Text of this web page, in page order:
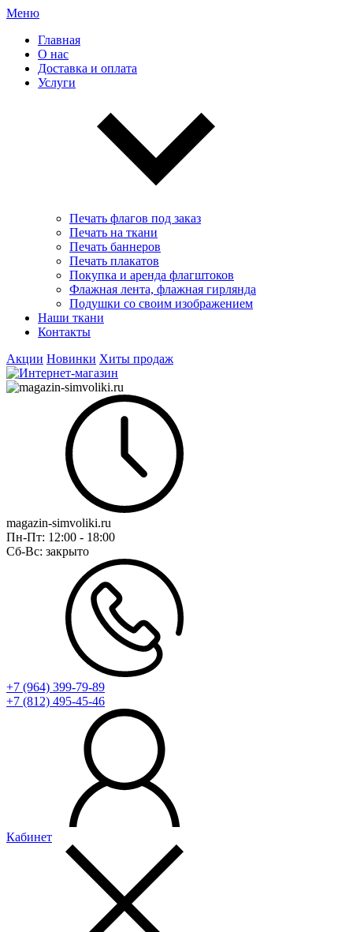
Меню
Главная
О нас
Доставка и оплата
Услуги
Печать флагов под заказ
Печать на ткани
Печать баннеров
Печать плакатов
Покупка и аренда флагштоков
Флажная лента, флажная гирлянда
Подушки со своим изображением
Наши ткани
Контакты
Акции Новинки Хиты продаж
magazin-simvoliki.ru
Пн-Пт: 12:00 - 18:00
Сб-Вс: закрыто
+7 (964) 399-79-89
+7 (812) 495-45-46
Кабинет